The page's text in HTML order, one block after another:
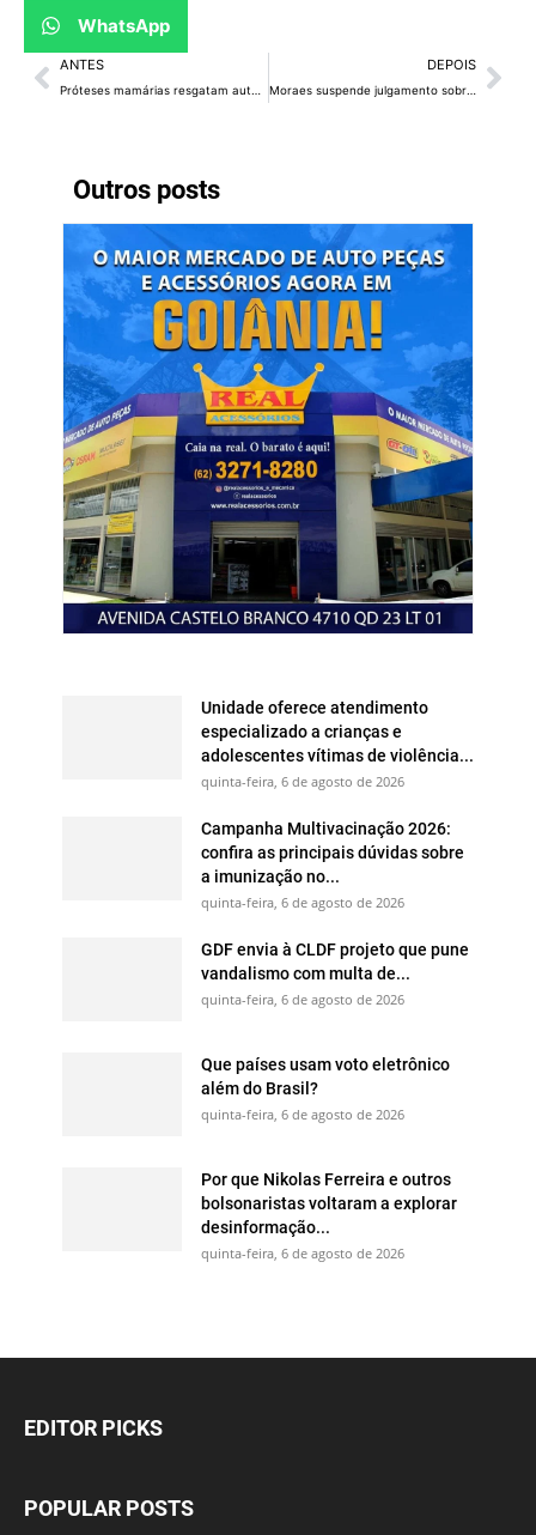
Outros posts
Unidade oferece atendimento
especializado a crianças e
adolescentes vítimas de violência...
quinta-feira, 6 de agosto de 2026
Campanha Multivacinação 2026:
confira as principais dúvidas sobre
a imunização no...
quinta-feira, 6 de agosto de 2026
GDF envia à CLDF projeto que pune
vandalismo com multa de...
quinta-feira, 6 de agosto de 2026
Que países usam voto eletrônico
além do Brasil?
quinta-feira, 6 de agosto de 2026
Por que Nikolas Ferreira e outros
bolsonaristas voltaram a explorar
desinformação...
quinta-feira, 6 de agosto de 2026
WhatsApp
ANTES DEPOIS
Moraes suspende julgamento sobre revisão da vida toda do INSS
EDITOR PICKS
POPULAR POSTS